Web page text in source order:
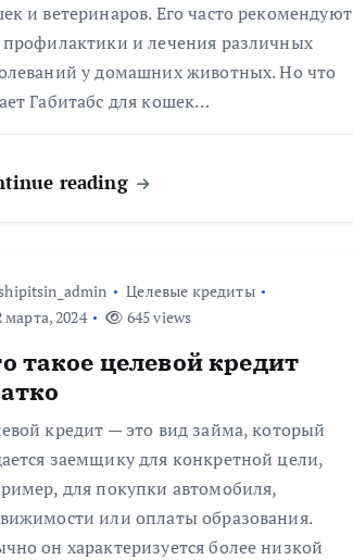
и ветеринаров. Его часто рекомендуют
профилактики и лечения различных
у домашних животных. Но что
Габитабс для кошек…
reading
Целевые кредиты
марта, 2024
645 views
такое целевой кредит
кредит — это вид займа, который
заемщику для конкретной цели,
для покупки автомобиля,
или оплаты образования.
он характеризуется более низкой